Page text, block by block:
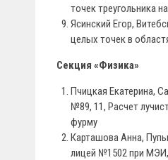
точек треугольника
Ясинский Егор,
целых точек в
Секция «Физика»
Пчицкая Екатерина,
№89, 11, Расчет
фурму
Карташова Анна,
лицей №1502 при МЭИ,